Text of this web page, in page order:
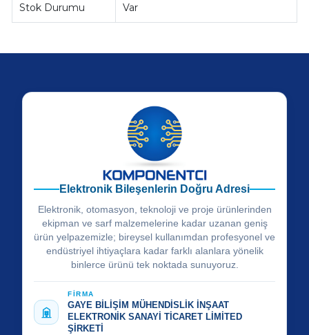
Stok Durumu Var
Elektronik Bileşenlerin Doğru Adresi
Elektronik, otomasyon, teknoloji ve proje ürünlerinden
ekipman ve sarf malzemelerine kadar uzanan geniş
ürün yelpazemizle; bireysel kullanımdan profesyonel ve
endüstriyel ihtiyaçlara kadar farklı alanlara yönelik
binlerce ürünü tek noktada sunuyoruz.
FİRMA
GAYE BİLİŞİM MÜHENDİSLİK İNŞAAT
ELEKTRONİK SANAYİ TİCARET LİMİTED
ŞİRKETİ